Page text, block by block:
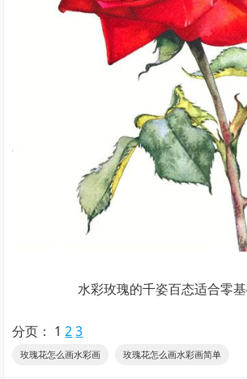
水彩玫瑰的千姿百态适合零
分页： 1 2 3
玫瑰花怎么画水彩画 玫瑰花怎么画水彩画简单